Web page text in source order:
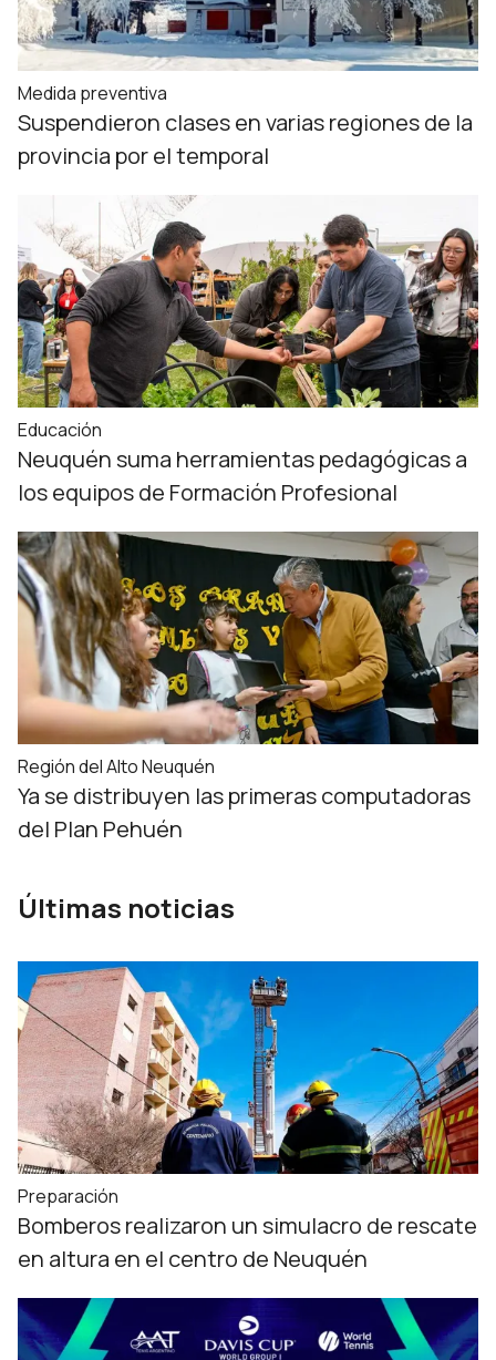
Medida preventiva
Suspendieron clases en varias regiones de la
provincia por el temporal
Educación
Neuquén suma herramientas pedagógicas a
los equipos de Formación Profesional
Región del Alto Neuquén
Ya se distribuyen las primeras computadoras
del Plan Pehuén
Últimas noticias
Preparación
Bomberos realizaron un simulacro de rescate
en altura en el centro de Neuquén